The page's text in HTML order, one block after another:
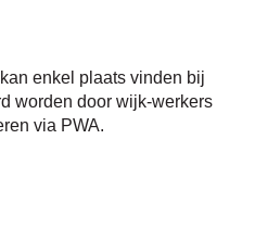
enkel plaats vinden bij
worden door wijk-werkers
via PWA.